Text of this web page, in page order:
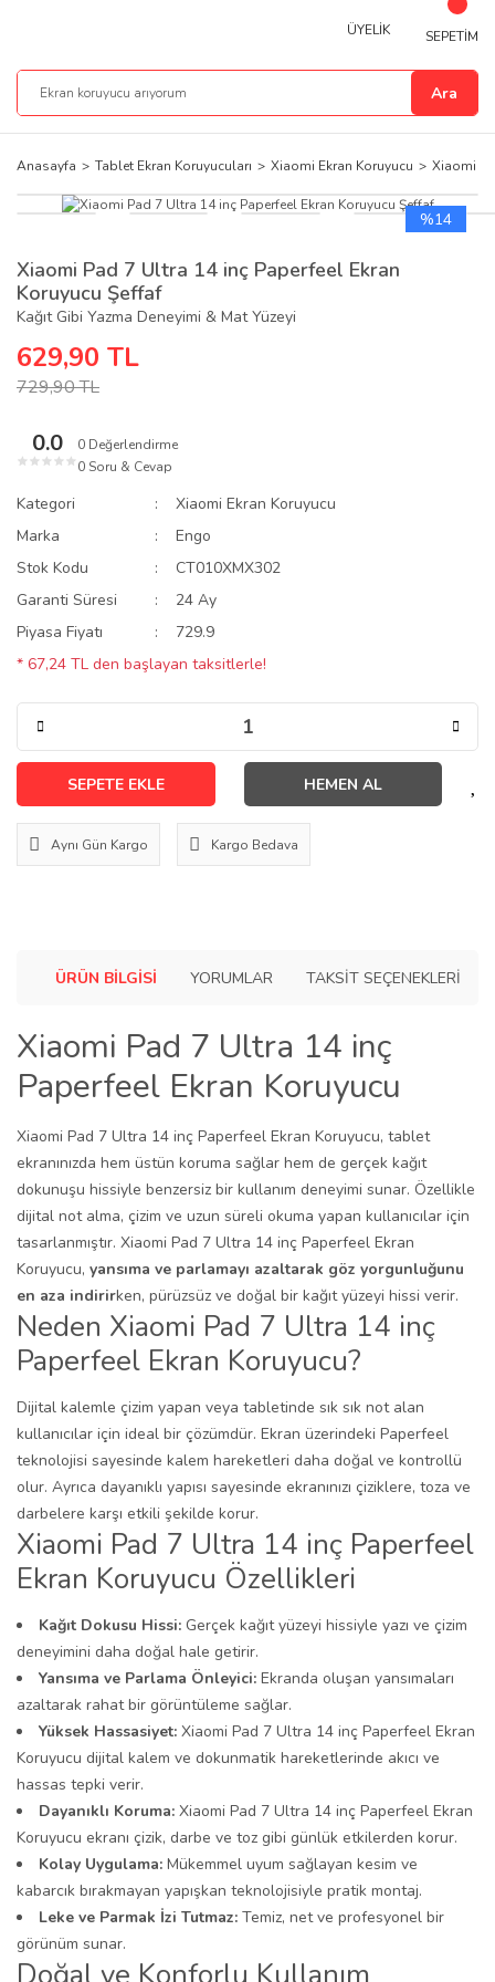
Ara
ÜYELİK SEPETİM
Anasayfa Tablet Ekran Koruyucuları Xiaomi Ekran Koruyucu Xiaomi
%14
Xiaomi Pad 7 Ultra 14 inç Paperfeel Ekran
Koruyucu Şeffaf
Kağıt Gibi Yazma Deneyimi & Mat Yüzeyi
629,90 TL
729,90 TL
0.0
★ ★ ★ ★ ★
0 Değerlendirme
0 Soru & Cevap
Kategori
Xiaomi Ekran Koruyucu
Marka
Engo
Stok Kodu
CT010XMX302
Garanti Süresi
24 Ay
Piyasa Fiyatı
729.9
* 67,24 TL den başlayan taksitlerle!
SEPETE EKLE HEMEN AL
Aynı Gün Kargo Kargo Bedava
ÜRÜN BILGISI YORUMLAR TAKSIT SEÇENEKLERI
Xiaomi Pad 7 Ultra 14 inç
Paperfeel Ekran Koruyucu
Xiaomi Pad 7 Ultra 14 inç Paperfeel Ekran Koruyucu, tablet
ekranınızda hem üstün koruma sağlar hem de gerçek kağıt
dokunuşu hissiyle benzersiz bir kullanım deneyimi sunar. Özellikle
dijital not alma, çizim ve uzun süreli okuma yapan kullanıcılar için
tasarlanmıştır. Xiaomi Pad 7 Ultra 14 inç Paperfeel Ekran
Koruyucu, yansıma ve parlamayı azaltarak göz yorgunluğunu
en aza indirirken, pürüzsüz ve doğal bir kağıt yüzeyi hissi verir.
Neden Xiaomi Pad 7 Ultra 14 inç
Paperfeel Ekran Koruyucu?
Dijital kalemle çizim yapan veya tabletinde sık sık not alan
kullanıcılar için ideal bir çözümdür. Ekran üzerindeki Paperfeel
teknolojisi sayesinde kalem hareketleri daha doğal ve kontrollü
olur. Ayrıca dayanıklı yapısı sayesinde ekranınızı çiziklere, toza ve
darbelere karşı etkili şekilde korur.
Xiaomi Pad 7 Ultra 14 inç Paperfeel
Ekran Koruyucu Özellikleri
Kağıt Dokusu Hissi: Gerçek kağıt yüzeyi hissiyle yazı ve çizim
deneyimini daha doğal hale getirir.
Yansıma ve Parlama Önleyici: Ekranda oluşan yansımaları
azaltarak rahat bir görüntüleme sağlar.
Yüksek Hassasiyet: Xiaomi Pad 7 Ultra 14 inç Paperfeel Ekran
Koruyucu dijital kalem ve dokunmatik hareketlerinde akıcı ve
hassas tepki verir.
Dayanıklı Koruma: Xiaomi Pad 7 Ultra 14 inç Paperfeel Ekran
Koruyucu ekranı çizik, darbe ve toz gibi günlük etkilerden korur.
Kolay Uygulama: Mükemmel uyum sağlayan kesim ve
kabarcık bırakmayan yapışkan teknolojisiyle pratik montaj.
Leke ve Parmak İzi Tutmaz: Temiz, net ve profesyonel bir
görünüm sunar.